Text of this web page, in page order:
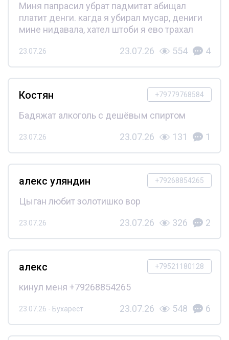
Миня папрасил убрат падмитат абищал
платит денги. кагда я убирал мусар, дениги
мине нидавала, хател штоби я ево трахал
23.07.26 23.07.26 554 4
+79779768584
Костян
Бадяжат алкоголь с дешёвым спиртом
23.07.26 23.07.26 131 1
+79268854265
алекс уляндин
Цыган любит золотишко вор
23.07.26 23.07.26 326 2
+79521180128
алекс
кинул меня +79268854265
23.07.26 - Бухарест 23.07.26 548 6